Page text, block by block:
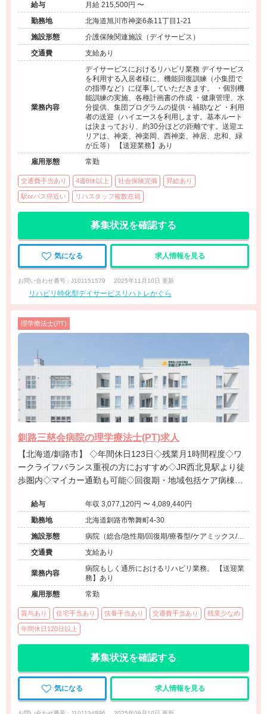
給与
月給 215,500円 〜
勤務地
北海道旭川市神楽6条11丁目1-21
施設形態
介護保険関連施設（デイサービス）
交通費
支給あり
業務内容
デイサービスにおけるリハビリ業務 デイサービス
を利用する入居者様に、機能回復訓練（小集団で
の指導など）に従事していただきます。 ・個別機
能訓練の実施、各種計画書の作成 ・健康管理、水
分提供、集団プログラムの提供・補助など ・利用
者の送迎（ハイエースを利用します。基本ルート
は決まっており、約30分ほどの距離です。送迎エ
リアは、神楽、神楽岡、西神楽、神居、忠和、緑
が丘等） 【送迎業務】あり
雇用形態
常勤
交通費手当あり 4週8休以上 社会保険完備 昇給あり
駅orバス停近い リハスタッフ複数在籍
募集状況を確認する
気になる 求人情報を見る
お問い合わせ番号 : J101151579 2025年11月10日 更新
リハビリ特化型デイサービスリハトレかぐら
理学療法士(PT)
釧路三慈会病院の理学療法士(PT)求人
【北海道/釧路市】 ◇年間休日123日◇残業月1時間程度◇ワ
ークライフバランス重視の方におすすめ◇JR西北見駅より徒
歩圏内◇マイカー通勤も可能◇回復期・地域包括ケア病棟で
給与
年収 3,077,120円 〜 4,089,440円
勤務地
北海道釧路市幣舞町4-30
施設形態
病院（総合/急性期/回復期/療養型/ケアミックス/外
来）、介護保険関連施設（デイサービス）、その
他（その他）
交通費 支給あり
業務内容
病院もしく通所におけるリハビリ業務。 【送迎業
務】あり
雇用形態
常勤
賞与あり 住宅手当あり 扶養手当あり 交通費手当あり 残業少なめ
年間休日120日以上
募集状況を確認する
気になる 求人情報を見る